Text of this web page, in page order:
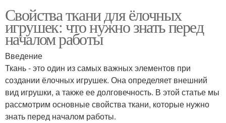
Свойства ткани для ёлочных
игрушек: что нужно знать перед
началом работы
Введение
Ткань - это один из самых важных элементов при
создании ёлочных игрушек. Она определяет внешний
вид игрушки, а также ее долговечность. В этой статье мы
рассмотрим основные свойства ткани, которые нужно
знать перед началом работы.